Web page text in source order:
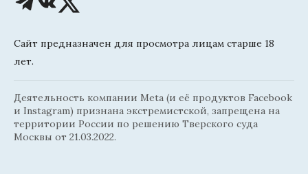
Сайт предназначен для просмотра лицам старше 18
лет.
Деятельность компании Meta (и её продуктов Facebook
и Instagram) признана экстремистской, запрещена на
территории России по решению Тверского суда
Москвы от 21.03.2022.